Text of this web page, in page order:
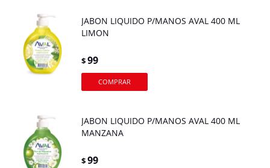
JABON LIQUIDO P/MANOS AVAL 400 ML
LIMON
$99
JABON LIQUIDO P/MANOS AVAL 400 ML
MANZANA
$99